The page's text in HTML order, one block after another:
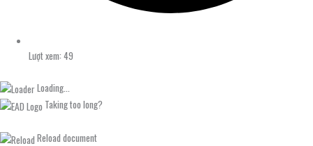
Lượt xem: 49
Loading...
Taking too long?
Reload document